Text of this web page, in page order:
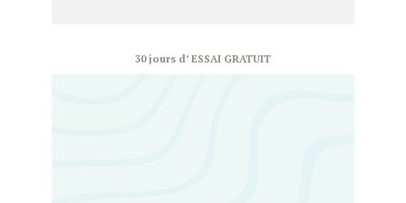
30 jours d’ ESSAI GRATUIT